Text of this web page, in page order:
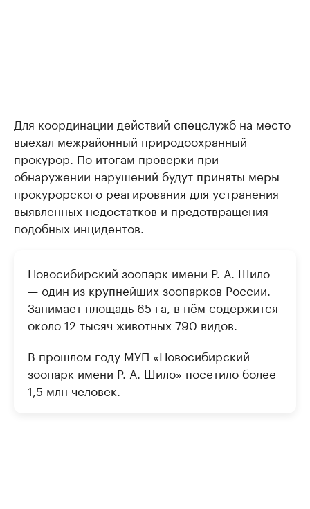
Для координации действий спецслужб на место
выехал межрайонный природоохранный
прокурор. По итогам проверки при
обнаружении нарушений будут приняты меры
прокурорского реагирования для устранения
выявленных недостатков и предотвращения
подобных инцидентов.
Новосибирский зоопарк имени Р. А. Шило
— один из крупнейших зоопарков России.
Занимает площадь 65 га, в нём содержится
около 12 тысяч животных 790 видов.
В прошлом году МУП «Новосибирский
зоопарк имени Р. А. Шило» посетило более
1,5 млн человек.